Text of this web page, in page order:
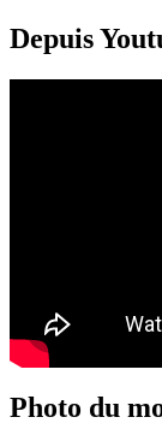
Depuis
Photo du